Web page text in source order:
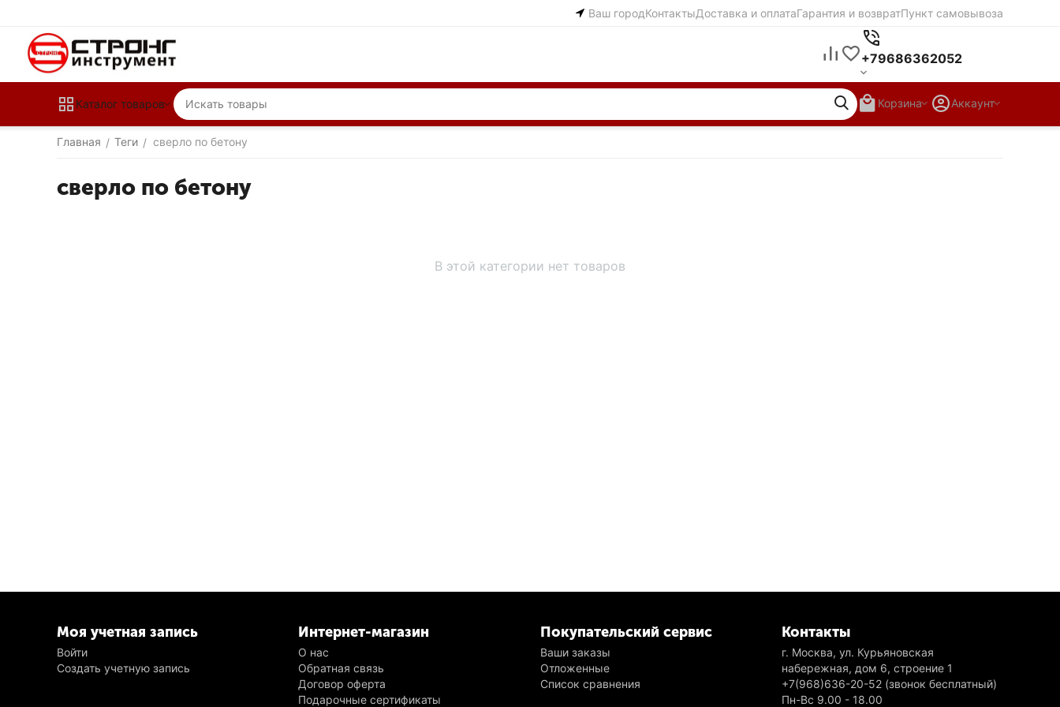
Ваш городКонтактыДоставка и оплатаГарантия и возвратПункт самовывоза
+79686362052
Каталог товаров Корзина Аккаунт
Главная / Теги / сверло по бетону
сверло по бетону
В этой категории нет товаров
Моя учетная запись
Войти
Создать учетную запись
Интернет-магазин
О нас
Обратная связь
Договор оферта
Подарочные сертификаты
Покупательский сервис
Ваши заказы
Отложенные
Список сравнения
Контакты
г. Москва, ул. Курьяновская
набережная, дом 6, строение 1
+7(968)636-20-52 (звонок бесплатный)
Пн-Вс 9.00 - 18.00